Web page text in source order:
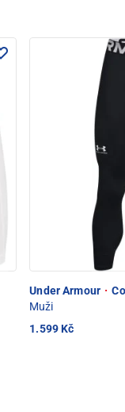
Under Armour ·
Muži
1.599 Kč